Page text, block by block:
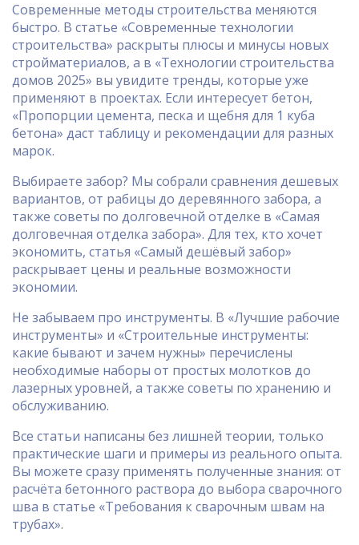
Современные методы строительства меняются
быстро. В статье «Современные технологии
строительства» раскрыты плюсы и минусы новых
стройматериалов, а в «Технологии строительства
домов 2025» вы увидите тренды, которые уже
применяют в проектах. Если интересует бетон,
«Пропорции цемента, песка и щебня для 1 куба
бетона» даст таблицу и рекомендации для разных
марок.
Выбираете забор? Мы собрали сравнения дешевых
вариантов, от рабицы до деревянного забора, а
также советы по долговечной отделке в «Самая
долговечная отделка забора». Для тех, кто хочет
экономить, статья «Самый дешёвый забор»
раскрывает цены и реальные возможности
экономии.
Не забываем про инструменты. В «Лучшие рабочие
инструменты» и «Строительные инструменты:
какие бывают и зачем нужны» перечислены
необходимые наборы от простых молотков до
лазерных уровней, а также советы по хранению и
обслуживанию.
Все статьи написаны без лишней теории, только
практические шаги и примеры из реального опыта.
Вы можете сразу применять полученные знания: от
расчёта бетонного раствора до выбора сварочного
шва в статье «Требования к сварочным швам на
трубах».